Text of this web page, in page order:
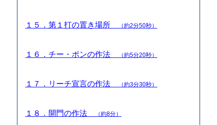
１５．第１打の置き場所 （約2分50秒）
１６．チー・ポンの作法 （約5分20秒）
１７．リーチ宣言の作法 （約3分30秒）
１８．開門の作法 （約8分）